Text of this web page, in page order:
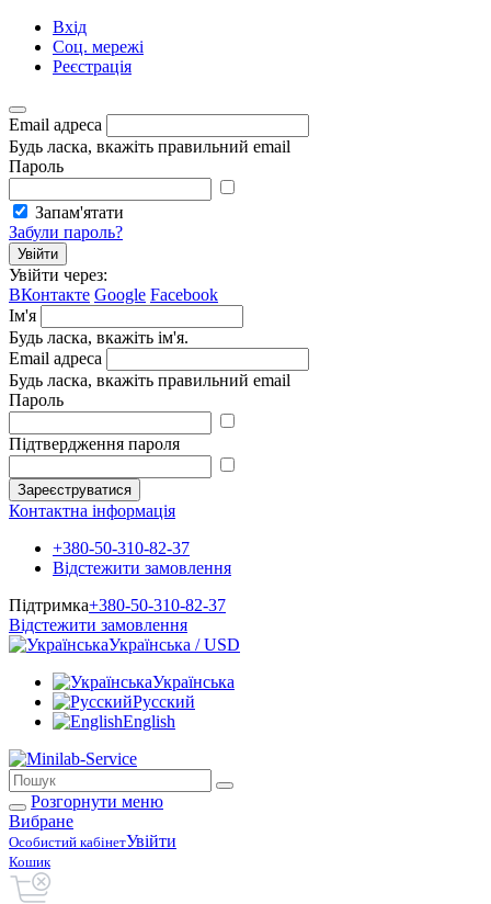
Вхід
Соц. мережі
Реєстрація
Email адреса
Будь ласка, вкажіть правильний email
Пароль
Запам'ятати
Забули пароль?
Увійти
Увійти через:
ВКонтакте Google Facebook
Ім'я
Будь ласка, вкажіть ім'я.
Email адреса
Будь ласка, вкажіть правильний email
Пароль
Підтвердження пароля
Зареєструватися
Контактна інформація
+380-50-310-82-37
Відстежити замовлення
Підтримка+380-50-310-82-37
Відстежити замовлення
Українська / USD
Українська
Русский
English
Розгорнути меню
Вибране
Особистий кабінетУвійти
Кошик